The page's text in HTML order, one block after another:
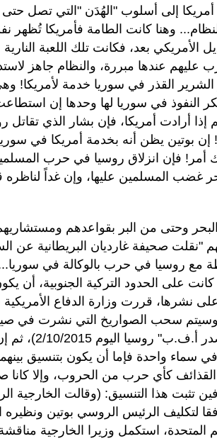
إلى أسلوب "الهُدَن "التي تصل حتى
وهنا كانت الطامة فأمريكا تُظهر
الأمريكي بعد، فكانت تلك اللعبة
عليهم عندها مبررة، والنظام جاهز
القذر في سوريا خدمة لأمريكا!
النفوذ في سوريا لها وحدها إن
إذا أرادت أمريكا، فإن بشار الذي
بوتين يظن أنه بخدمة أمريكا في
أمر! فإن انزلاق روسيا في حرب
غضب المسلمين عليها، وإن غداً
وحتى من البر بقواعدهم
"نقلت صحيفة غارديان البريطانية عن
كانت على الحدود التركية الجنوبية،
نشرها، قررت وزارة الدفاع
رغم تطورات
سماء واحدة فإما أن يكون بتنسيق
كأي حرب من الحروب، وإلا كانا
تثبت هذا التنسيق: (وقالت الخارجية
الخميس 8 /10/2015 إنه "وفقا لتكليف الرئيس الروسي
المتحدة، استكمل وزيرا الخارجية